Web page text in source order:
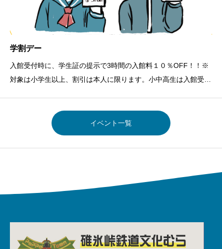
学割デー
入館受付時に、学生証の提示で3時間の入館料１０％OFF！！※
対象は小学生以上、割引は本人に限ります。小中高生は入館受付
で大盛にできます！！※対象は小学生
イベント一覧